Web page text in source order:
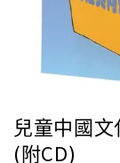
兒童中國
(附CD)